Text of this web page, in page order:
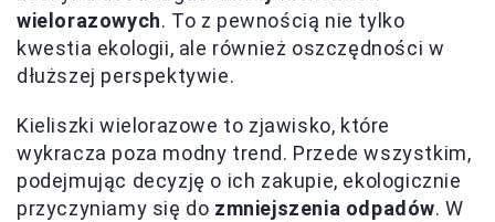
wielorazowych. To z pewnością nie tylko
kwestia ekologii, ale również oszczędności w
dłuższej perspektywie.
Kieliszki wielorazowe to zjawisko, które
wykracza poza modny trend. Przede wszystkim,
podejmując decyzję o ich zakupie, ekologicznie
przyczyniamy się do zmniejszenia odpadów. W